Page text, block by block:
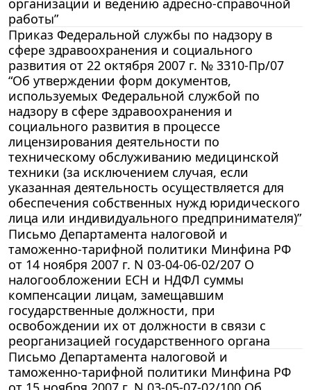
работы”
Приказ Федеральной службы по надзору в
сфере здравоохранения и социального
развития от 22 октября 2007 г. № 3310-Пр/07
“Об утверждении форм документов,
используемых Федеральной службой по
надзору в сфере здравоохранения и
социального развития в процессе
лицензирования деятельности по
техническому обслуживанию медицинской
техники (за исключением случая, если
указанная деятельность осуществляется для
обеспечения собственных нужд юридического
лица или индивидуального предпринимателя)”
Письмо Департамента налоговой и
таможенно-тарифной политики Минфина РФ
от 14 ноября 2007 г. N 03-04-06-02/207 О
налогообложении ЕСН и НДФЛ суммы
компенсации лицам, замещавшим
государственные должности, при
освобождении их от должности в связи с
реорганизацией государственного органа
Письмо Департамента налоговой и
таможенно-тарифной политики Минфина РФ